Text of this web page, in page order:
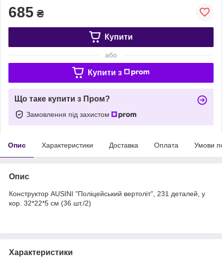
685 ₴
Купити
або
Купити з
Що таке купити з Пром?
Замовлення під захистом
Опис Характеристики Доставка Оплата Умови
Опис
Конструктор AUSINI "Поліцейський вертоліт", 231 деталей, у
кор. 32*22*5 см (36 шт./2)
Характеристики